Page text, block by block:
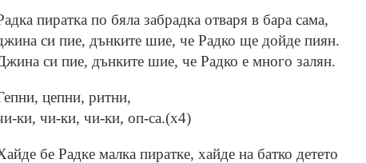
пиратка по бяла забрадка отваря в бара сама,
си пие, дънките шие, че Радко ще дойде пиян.
си пие, дънките шие, че Радко е много залян.
цепни, ритни,
ки, чи-ки, чи-ки, оп-са.(х4)
бе Радке малка пиратке, хайде на батко детето